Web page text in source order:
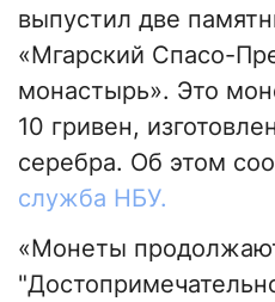
выпустил две
«Мгарский Спасо-
монастырь». Это
10 гривен,
серебра. Об этом
служба НБУ.
«Монеты